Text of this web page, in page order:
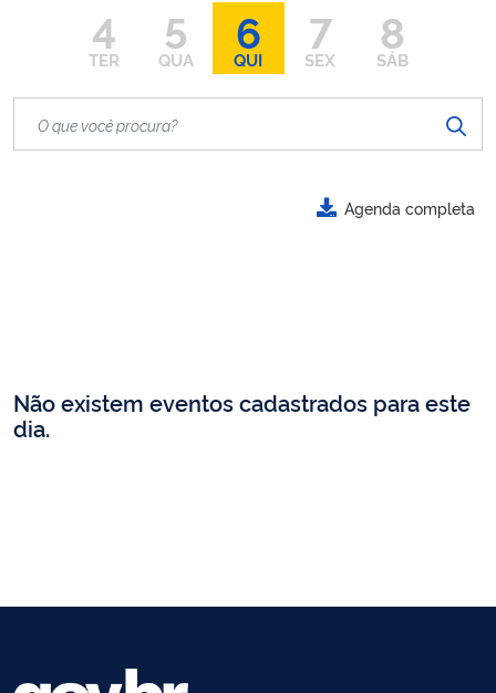
4
TER
5
QUA
6
QUI
7
SEX
8
SÁB
Agenda completa
Não existem eventos cadastrados para este
dia.